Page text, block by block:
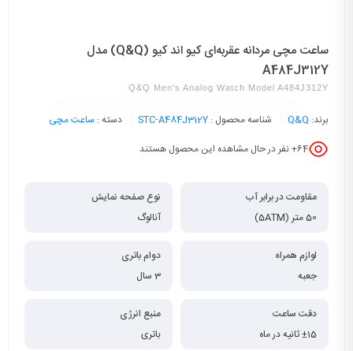
ساعت مچی مردانه عقربه‌ای کیو اند کیو (Q&Q) مدل
A484J312Y
Q&Q Men's Analog Watch Model A484J312Y
برند: Q&Q شناسه محصول : STC-A484J312Y دسته : ساعت مچی
64+ نفر در حال مشاهده این محصول هستند
مقاومت در برابر آب
50 متر (5ATM)
نوع صفحه نمایش
آنالوگ
لوازم همراه
جعبه
دوام باتری
3 سال
دقت ساعت
±15 ثانیه در ماه
منبع انرژی
باتری